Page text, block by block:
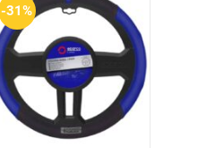
-31%